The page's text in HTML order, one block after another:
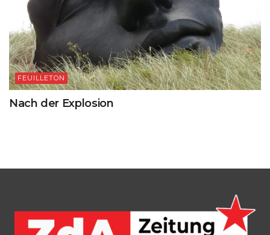
FEUILLETON
Nach der Explosion